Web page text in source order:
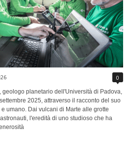
0
geologo planetario dell'Università di Padova,
2025, attraverso il racconto del suo
umano. Dai vulcani di Marte alle grotte
l'eredità di uno studioso che ha